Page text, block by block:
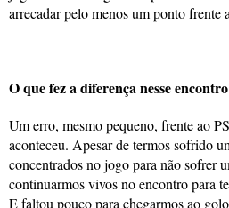
arrecadar pelo menos um ponto frente
O que fez a diferença nesse
Um erro, mesmo pequeno, frente ao
aconteceu. Apesar de termos sofrido
concentrados no jogo para não sofrer
continuarmos vivos no encontro para
E faltou pouco para chegarmos ao